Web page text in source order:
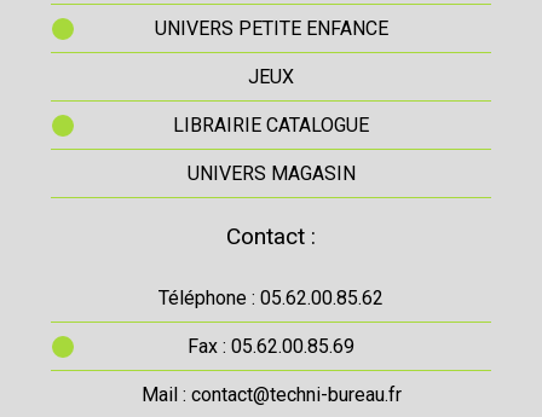
UNIVERS PETITE ENFANCE
JEUX
LIBRAIRIE CATALOGUE
UNIVERS MAGASIN
Contact :
Téléphone : 05.62.00.85.62
Fax : 05.62.00.85.69
Mail : contact@techni-bureau.fr